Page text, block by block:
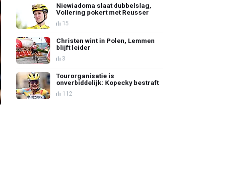
Niewiadoma slaat dubbelslag,
Vollering pokert met Reusser
15
Christen wint in Polen, Lemmen
blijft leider
3
Tourorganisatie is
onverbiddelijk: Kopecky bestraft
112